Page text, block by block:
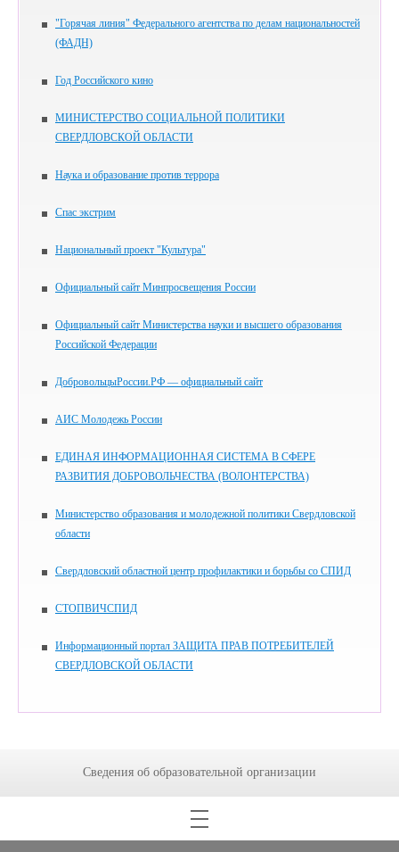
"Горячая линия" Федерального агентства по делам национальностей
(ФАДН)
Год Российского кино
МИНИСТЕРСТВО СОЦИАЛЬНОЙ ПОЛИТИКИ
СВЕРДЛОВСКОЙ ОБЛАСТИ
Наука и образование против террора
Спас экстрим
Национальный проект "Культура"
Официальный сайт Минпросвещения России
Официальный сайт Министерства науки и высшего образования
Российской Федерации
ДобровольцыРоссии.РФ — официальный сайт
АИС Молодежь России
ЕДИНАЯ ИНФОРМАЦИОННАЯ СИСТЕМА В СФЕРЕ
РАЗВИТИЯ ДОБРОВОЛЬЧЕСТВА (ВОЛОНТЕРСТВА)
Министерство образования и молодежной политики Свердловской
области
Свердловский областной центр профилактики и борьбы со СПИД
СТОПВИЧСПИД
Информационный портал ЗАЩИТА ПРАВ ПОТРЕБИТЕЛЕЙ
СВЕРДЛОВСКОЙ ОБЛАСТИ
Сведения об образовательной организации